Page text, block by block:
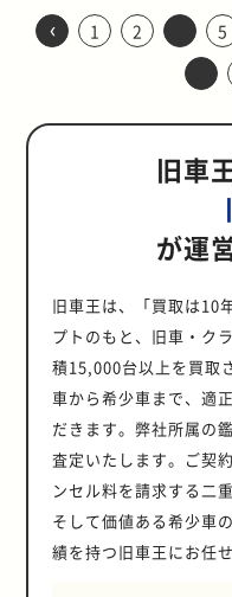
有利だったためです。さらに、
気量のMRレイアウトのため、ボ
ィサイドに変速用ロッドを通す
でエンジンとの干渉を防ぐため
当時のレーシングドライバーと
視点と操作感覚を味わえる点が、
GTD40の大きな魅力と言える
は法律の関係上、左ハンドルの
ルもあります） レーシングカー
じさせるボディ設計 GTD40は
踏襲して開発されました。セミ
コックボディのドアを開けると
ーシングカーらしい極太のサイ
ルが印象的です。 サイドシルは
タンクも兼ねており、大排気量
料を搭載できます。また、ボデ
部まで開閉するサイドドアは、
イバー交代をしやすくするため
で、全高が低いながらも比較的
降りがしやすくなっています。
理由でした。しかし、魅力が見
れた理由は、皮肉にもボディサ
の拡大と当時は不評を買った丸
帯びたデザインです。また、悪
S13に比べて大幅な性能アップ
たされていました。 ここからは
S14のエンジンや評価されてい
イントを紹介します。 ほぼ完
に近づいていたSR20型エンジン
S14シルビアに搭載されたエン
は、S13後期から引き続き
れたSR20エンジンと比べても
のないほど、大幅なパワーアッ
SR20DEで160ps、ターボの
SR20DETでは220psの最高出
揮。1997年に作られたオーテ
別仕様車は、250psとS15とま
く同じ出力です。 実は車重の
見合うポテンシャルの引き上げ
っかりと行われていたので、見
のイメージほど走行性能は犠牲
っていません。 ドリフトシー
録でした。また、初代の約9年間
対してS130の販売期間が約5年
いうこと考えると驚異的な数字
す。現在まで続くフェアレディ
いえます。 国産車初のTバール
のまま踏襲したかのような印象
けるS130。しかし、国産車初
Tバールーフやわずか5年とい
期間中も進化し続けたエンジン
ど、意欲的に開発されたモデル
のいくつかは、その後のフェア
ィZの伝統になったものもありま
す。現代のフェアレディZにつ
る礎ともなったS130の特徴的な
を紹介しましょう。 フェアレ
の象徴になったTバールーフを
リーズとしてだけではなく、国
として初めてTバールーフを採
たモデルです。しかし、実は発
た。発売から2年後の1980年に
るという斬新な方法で解決。
V型12気筒エンジンを搭載するミ
ドシップスーパーカー「ランボ
ーニ・ミウラ」を誕生させまし
ドシップスポーツカーは、その
くのGTカー開発を追随し「元
パーカー」といわれる存在にな
した。 横置きレイアウトでコ
トなプロポーションを実現 ミウ
代名詞である横置きエンジンは
ヒントを得て開発されました。
は、エンジンの下にギアボック
配置していましたが、ダラーラ
方、ディファレンシャルギアを
ター寄りにレイアウトすること
高を抑え、低重心化を図りまし
ミウラは、ダラーラの画期的な
ディアで安定感のある重量配分
ンパクトなプロポーション、そ
快適なキャビンスペースを実現
した。 奇才のデザイナーとト
のサニー発売の1年後である
に登場しました。キャビンと荷
一体化したスタイリングは当時
ては画期的で、瞬く間に小型ト
でに人気の高かったサニトラの
を不動のものにしたのが、サニ
フルモデルチェンジに合わせて
年に登場した2代目B120型です
まに全体にスペースを拡大、排
て居住性と走りの両面で大きく
を向上させました。 また、ラ
が小型トラック市場から撤退し
イミングと重なったこともあり
市場でオンリーワンの存在とな
す。結果的に2代目サニトラは
内でも1994年、海外では2008
で販売されるという異例のロン
という仕様が走り好きの心も掴
サニトラが人気となった理由の
は、駆動方式がFRだったこと
効なチューニングメニューとし
げられるのが、エンジンスワッ
す。軽量なボディと相まって、
マシンに仕上げることができま
今回は、MR-Sの魅力を最大限に
き出せるエンジンスワップにつ
詳しく解説します。 名車MR2の
Sは、1980年代から生産されて
MR2の後継車です。ライトウェ
MRレイアウトを採用したオー
好きの心を惹きつけました。ま
そんなMR-Sの魅力について詳
見ていきましょう。 唯一の国
タ MR-Sは、1999年に発売さ
イトウェイトスポーツカーです
年に販売が終了したMR2の後継
として登場し、2シーターのオ
ンカーにMRという、当時の国
衆車にはないユニークな存在で
‹ 1 2 5
旧車
が運
旧車王は、「買取は10
プトのもと、旧車・ク
積15,000台以上を買取
車から希少車まで、適
だきます。弊社所属の
査定いたします。ご契
ンセル料を請求する二
そして価値ある希少車
績を持つ旧車王にお任